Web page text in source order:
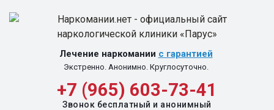
Перейти к содержимому
Лечение наркомании с гарантией
Экстренно. Анонимно. Круглосуточно.
+7 (965) 603-73-41
Звонок бесплатный и анонимный